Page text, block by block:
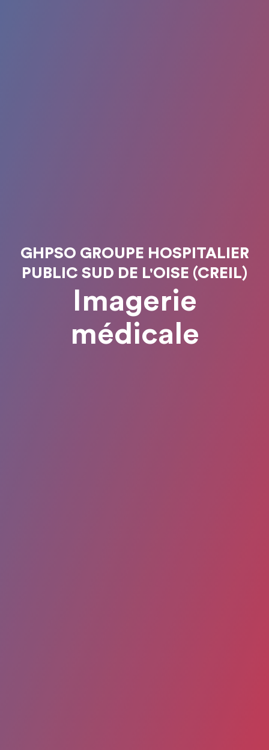
GHPSO GROUPE HOSPITALIER
PUBLIC SUD DE L'OISE (CREIL)
Imagerie
médicale